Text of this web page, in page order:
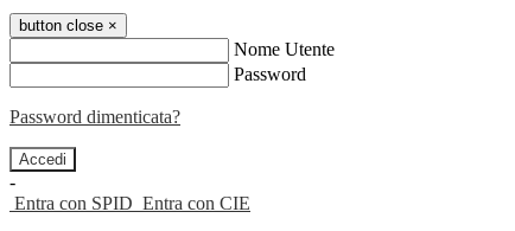
button close ×
Nome Utente
Password
Password dimenticata?
-
Entra con SPID Entra con CIE